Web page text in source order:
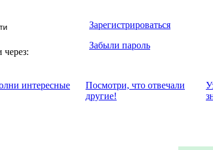
через:
Зарегистрироваться
Забыли пароль
интересные
Посмотри, что отвeчали
другие!